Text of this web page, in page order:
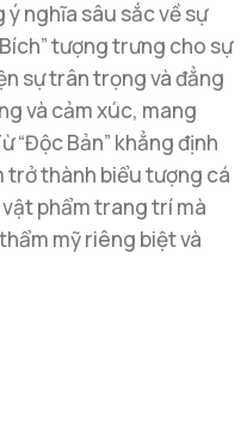
ý nghĩa sâu sắc về sự
tượng trưng cho sự
sự trân trọng và đẳng
và cảm xúc, mang
“Độc Bản” khẳng định
trở thành biểu tượng cá
phẩm trang trí mà
mỹ riêng biệt và